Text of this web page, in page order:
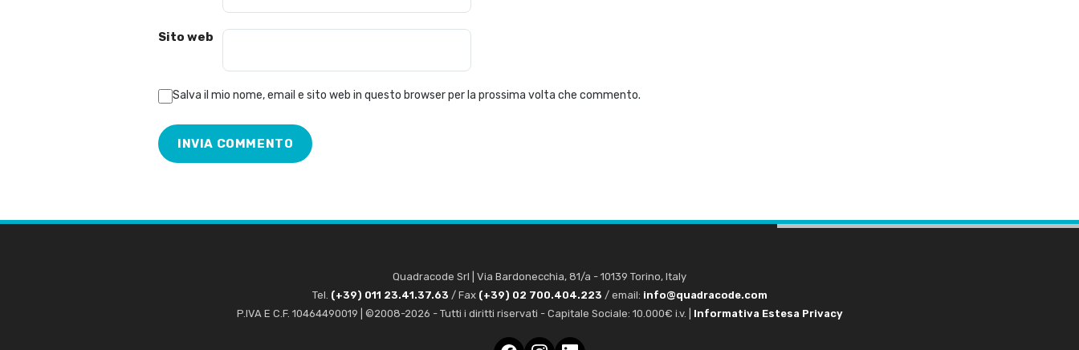
Sito web
Salva il mio nome, email e sito web in questo browser per la prossima volta che commento.
Quadracode Srl Via Bardonecchia, 81/a - 10139 Torino, Italy
Tel. (+39) 011 23.41.37.63 / Fax (+39) 02 700.404.223 / email: info@quadracode.com
P.IVA E C.F. 10464490019 | ©2008-2026 - Tutti i diritti riservati - Capitale Sociale: 10.000€ i.v. | Informativa Estesa Privacy